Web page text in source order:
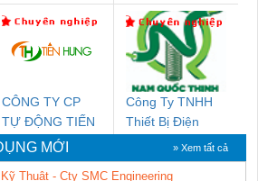
CÔNG TY CP
TỰ ĐỘNG TIẾN
HƯNG
Công Ty TNHH
Thiết Bị Điện
Nam Quốc Thịnh
MỚI » Xem tất cả
Thuật - Cty SMC Engineering